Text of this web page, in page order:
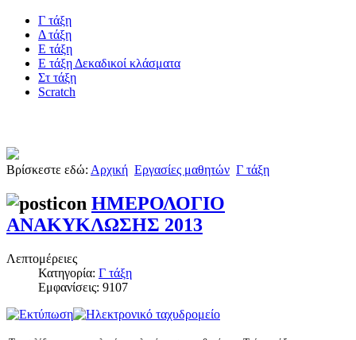
Γ τάξη
Δ τάξη
Ε τάξη
Ε τάξη Δεκαδικοί κλάσματα
Στ τάξη
Scratch
Βρίσκεστε εδώ: Αρχική Εργασίες μαθητών Γ τάξη
ΗΜΕΡΟΛΟΓΙΟ
ΑΝΑΚΥΚΛΩΣΗΣ 2013
Λεπτομέρειες
Κατηγορία: Γ τάξη
Εμφανίσεις: 9107